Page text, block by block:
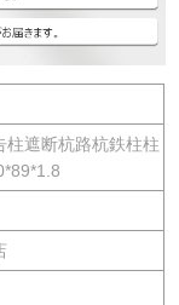
柱遮断杭路杭鉄柱柱